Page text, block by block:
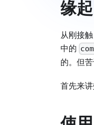
缘起
从刚接
中的
的。但
首先来